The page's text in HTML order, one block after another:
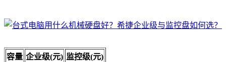
容量 企业级(元) 监控级(元)